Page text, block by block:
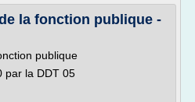
la fonction publique -
publique
par la DDT 05